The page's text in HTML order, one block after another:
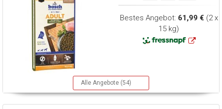
Bestes Angebot: 61,99 € (2 x
15 kg)
Alle Angebote (54)